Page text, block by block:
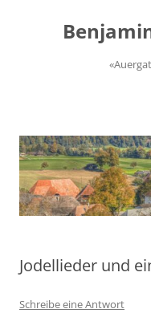
springen
Jodellieder und
Schreibe eine Antwort